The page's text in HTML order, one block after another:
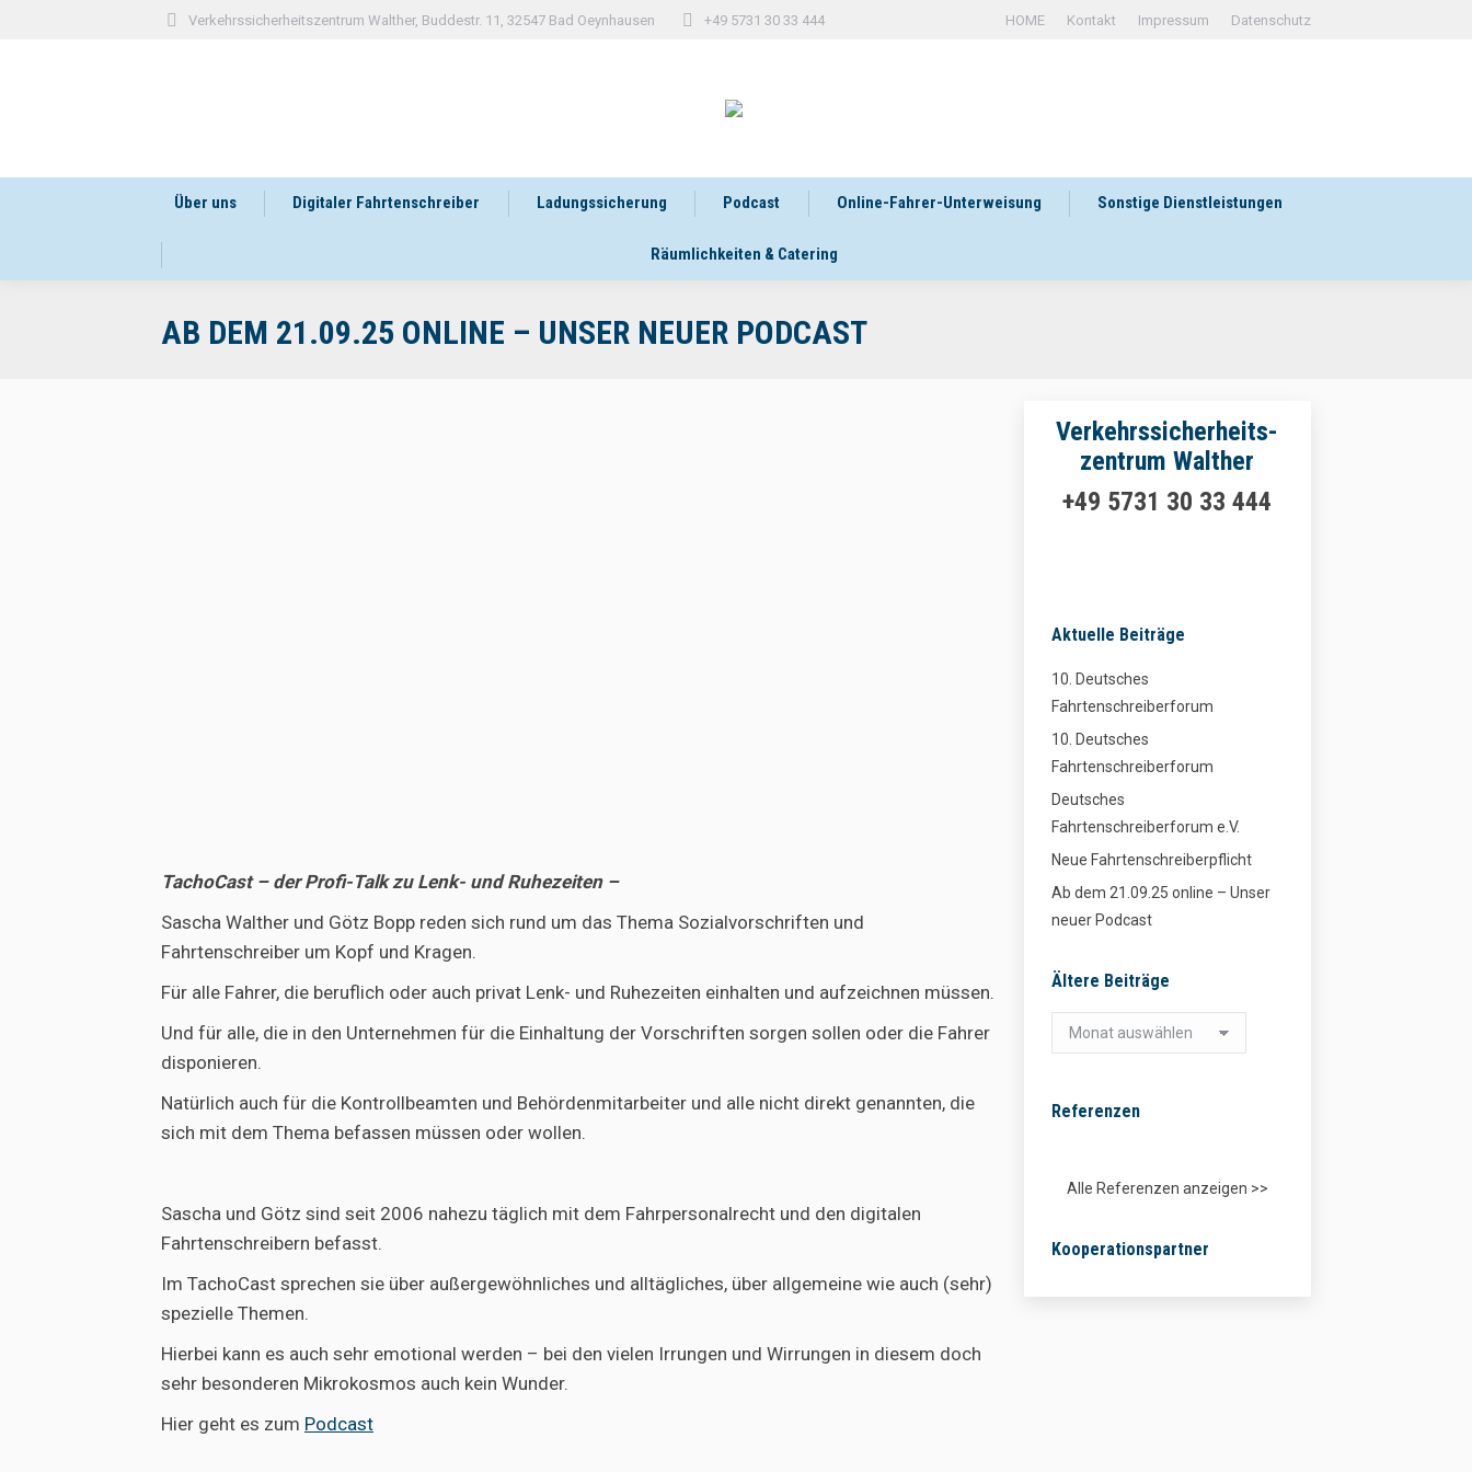
Verkehrssicherheitszentrum Walther, Buddestr. 11, 32547 Bad Oeynhausen +49 5731 30 33 444 HOME Kontakt Impressum Datenschutz
Über uns Digitaler Fahrtenschreiber Ladungssicherung Podcast Online-Fahrer-Unterweisung Sonstige Dienstleistungen
Räumlichkeiten & Catering
AB DEM 21.09.25 ONLINE – UNSER NEUER PODCAST
TachoCast – der Profi-Talk zu Lenk- und Ruhezeiten –
Sascha Walther und Götz Bopp reden sich rund um das Thema Sozialvorschriften und
Fahrtenschreiber um Kopf und Kragen.
Für alle Fahrer, die beruflich oder auch privat Lenk- und Ruhezeiten einhalten und aufzeichnen müssen.
Und für alle, die in den Unternehmen für die Einhaltung der Vorschriften sorgen sollen oder die Fahrer
disponieren.
Natürlich auch für die Kontrollbeamten und Behördenmitarbeiter und alle nicht direkt genannten, die
sich mit dem Thema befassen müssen oder wollen.
Sascha und Götz sind seit 2006 nahezu täglich mit dem Fahrpersonalrecht und den digitalen
Fahrtenschreibern befasst.
Im TachoCast sprechen sie über außergewöhnliches und alltägliches, über allgemeine wie auch (sehr)
spezielle Themen.
Hierbei kann es auch sehr emotional werden – bei den vielen Irrungen und Wirrungen in diesem doch
sehr besonderen Mikrokosmos auch kein Wunder.
Hier geht es zum Podcast
Verkehrssicherheits-
zentrum Walther
+49 5731 30 33 444
Aktuelle Beiträge
10. Deutsches
Fahrtenschreiberforum
10. Deutsches
Fahrtenschreiberforum
Deutsches
Fahrtenschreiberforum e.V.
Neue Fahrtenschreiberpflicht
Ab dem 21.09.25 online – Unser
neuer Podcast
Ältere Beiträge
Ältere
Beiträge
Referenzen
Alle Referenzen anzeigen >>
Kooperationspartner